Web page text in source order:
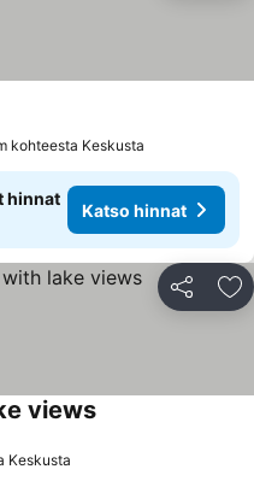
kohteesta Keskusta
hinnat
Katso hinnat
Jaa
views
Keskusta